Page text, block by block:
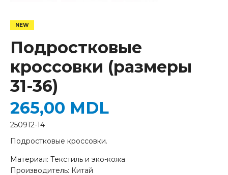
Подростковые
кроссовки (размеры
31-36)
Подростковые кроссовки.
Материал: Текстиль и эко-кожа
Производитель: Китай
265,00 MDL
250912-14